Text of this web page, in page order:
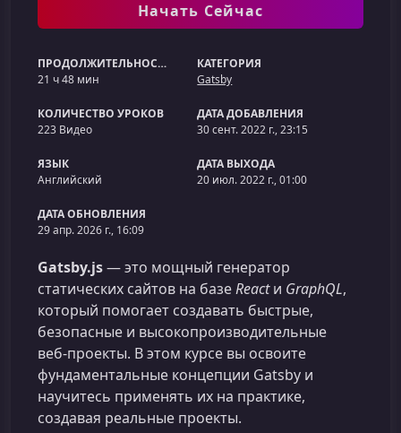
Начать Сейчас
ПРОДОЛЖИТЕЛЬНОСТЬ
21 ч 48 мин
КАТЕГОРИЯ
Gatsby
КОЛИЧЕСТВО УРОКОВ
223 Видео
ДАТА ДОБАВЛЕНИЯ
30 сент. 2022 г., 23:15
ЯЗЫК
Английский
ДАТА ВЫХОДА
20 июл. 2022 г., 01:00
ДАТА ОБНОВЛЕНИЯ
29 апр. 2026 г., 16:09
Gatsby.js— это мощный генератор
статических сайтов на базеReactи GraphQL,
который помогает создавать быстрые,
безопасные и высокопроизводительные
веб‑проекты. В этом курсе вы освоите
фундаментальные концепции Gatsby и
научитесь применять их на практике,
создавая реальные проекты.